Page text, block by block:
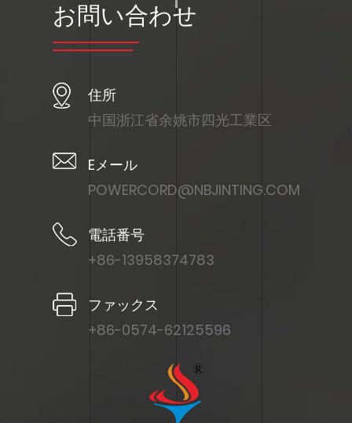
お問い合わせ
住所
中国浙江省余姚市四光工業区
Eメール
POWERCORD@NBJINTING.COM
電話番号
+86-13958374783
ファックス
+86-0574-62125596